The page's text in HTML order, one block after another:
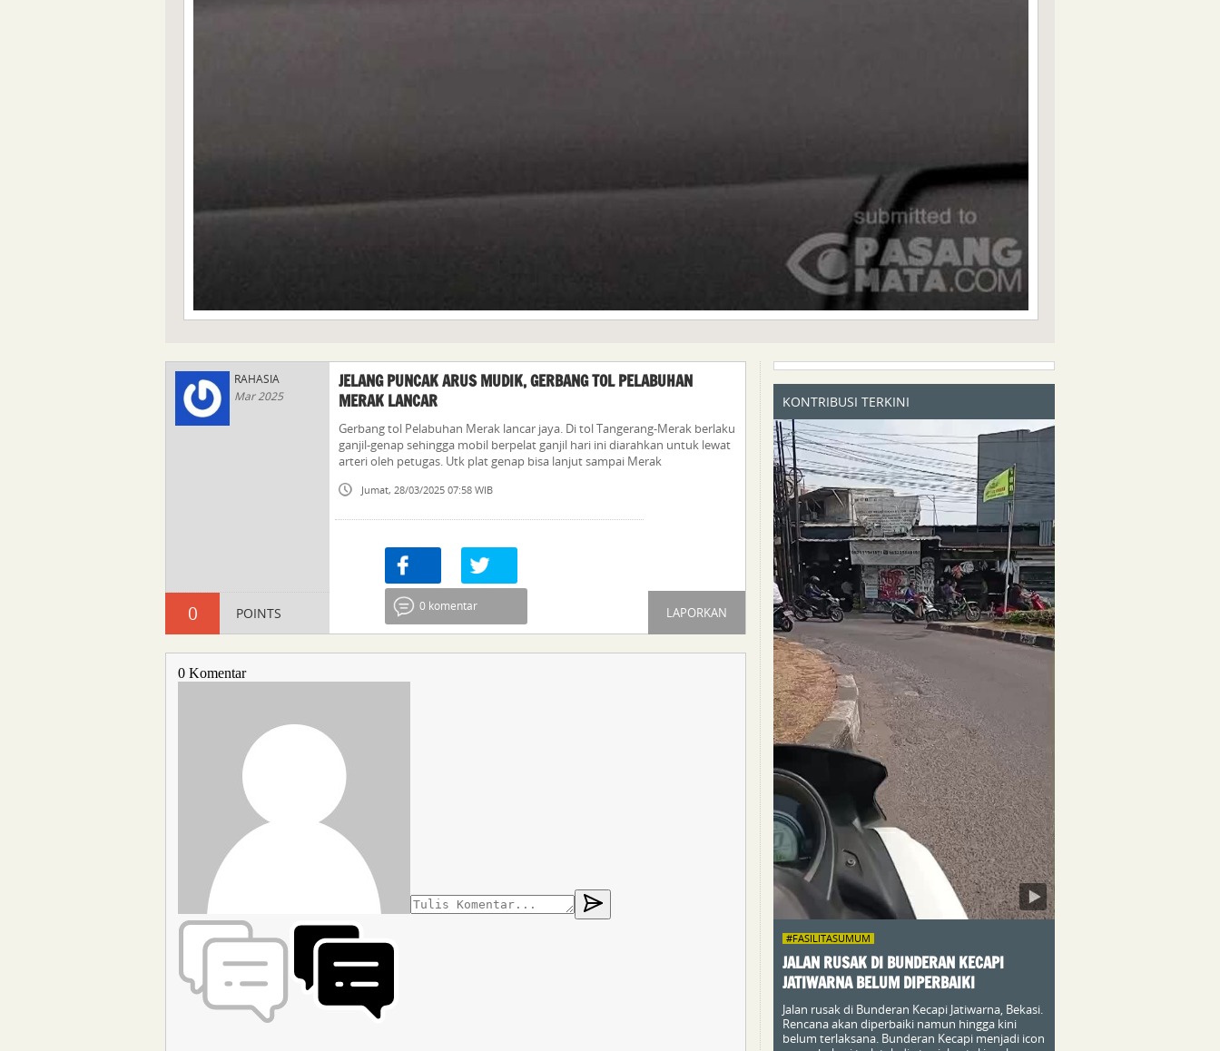
RAHASIA
Mar 2025
0 POINTS
JELANG PUNCAK ARUS MUDIK, GERBANG TOL PELABUHAN
MERAK LANCAR
Gerbang tol Pelabuhan Merak lancar jaya. Di tol Tangerang-Merak berlaku
ganjil-genap sehingga mobil berpelat ganjil hari ini diarahkan untuk lewat
arteri oleh petugas. Utk plat genap bisa lanjut sampai Merak
Jumat, 28/03/2025 07:58 WIB
Share
0 komentar LAPORKAN
KONTRIBUSI TERKINI
#FASILITASUMUM
JALAN RUSAK DI BUNDERAN KECAPI
JATIWARNA BELUM DIPERBAIKI
Jalan rusak di Bunderan Kecapi Jatiwarna, Bekasi.
Rencana akan diperbaiki namun hingga kini
belum terlaksana. Bunderan Kecapi menjadi icon